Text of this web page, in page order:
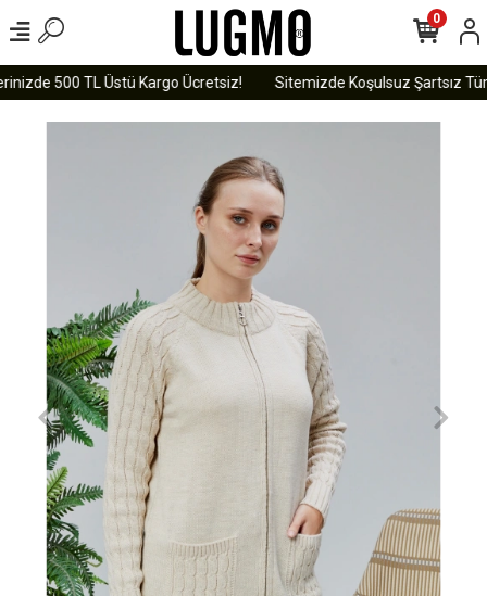
500 TL Üstü Kargo Ücretsiz! Sitemizde Koşulsuz Şartsız
0